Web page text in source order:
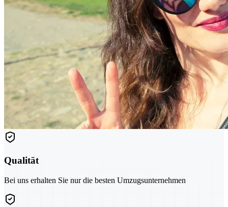
Qualität
Bei uns erhalten Sie nur die besten Umzugsunternehmen